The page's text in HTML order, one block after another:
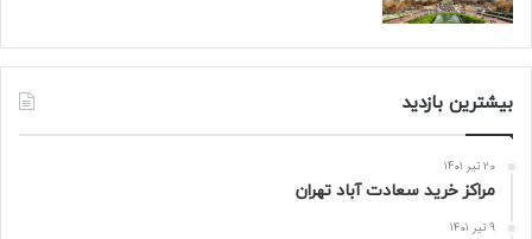
بیشترین بازدید
20 تیر 1401
مراکز خرید سعادت‌ آباد تهران
9 تیر 1401